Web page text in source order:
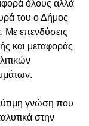
όλους αλλά
του ο Δήμος
επενδύσεις
και μεταφοράς
γνώση που
στην